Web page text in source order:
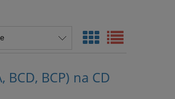
BCP) na CD